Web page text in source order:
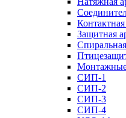
Защитная
Монтажные
СИП-1
СИП-2
СИП-3
СИП-4